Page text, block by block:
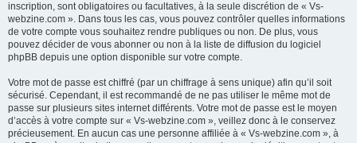
inscription, sont obligatoires ou facultatives, à la seule discrétion de « Vs-
webzine.com ». Dans tous les cas, vous pouvez contrôler quelles informations
de votre compte vous souhaitez rendre publiques ou non. De plus, vous
pouvez décider de vous abonner ou non à la liste de diffusion du logiciel
phpBB depuis une option disponible sur votre compte.
Votre mot de passe est chiffré (par un chiffrage à sens unique) afin qu’il soit
sécurisé. Cependant, il est recommandé de ne pas utiliser le même mot de
passe sur plusieurs sites internet différents. Votre mot de passe est le moyen
d’accès à votre compte sur « Vs-webzine.com », veillez donc à le conservez
précieusement. En aucun cas une personne affiliée à « Vs-webzine.com », à